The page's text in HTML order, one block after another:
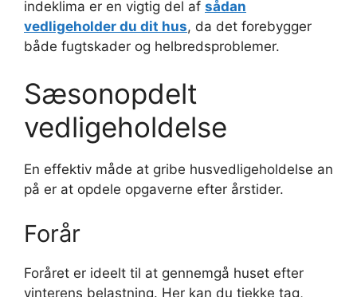
indeklima er en vigtig del af sådan
vedligeholder du dit hus, da det forebygger
både fugtskader og helbredsproblemer.
Sæsonopdelt
vedligeholdelse
En effektiv måde at gribe husvedligeholdelse an
på er at opdele opgaverne efter årstider.
Forår
Foråret er ideelt til at gennemgå huset efter
vinterens belastning. Her kan du tjekke tag,